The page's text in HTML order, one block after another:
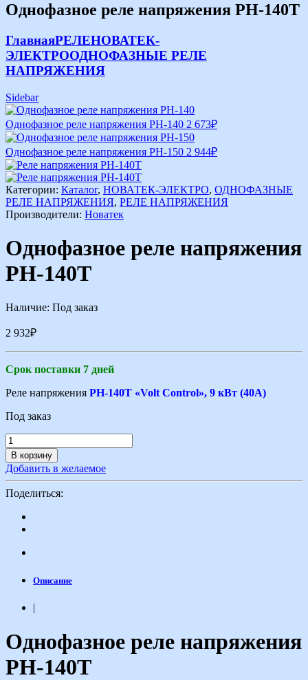
Однофазное реле напряжения РН-140Т
ГлавнаяРЕЛЕНОВАТЕК-
ЭЛЕКТРООДНОФАЗНЫЕ РЕЛЕ
НАПРЯЖЕНИЯ
Sidebar
Однофазное реле напряжения РН-140 2 673₽
Однофазное реле напряжения РН-150 2 944₽
Категории: Каталог, НОВАТЕК-ЭЛЕКТРО, ОДНОФАЗНЫЕ
РЕЛЕ НАПРЯЖЕНИЯ, РЕЛЕ НАПРЯЖЕНИЯ
Производители: Новатек
Однофазное реле напряжения
РН-140Т
Наличие: Под заказ
2 932₽
Срок поставки 7 дней
Реле напряжения РН-140Т «Volt Control», 9 кВт (40А)
Под заказ
В корзину
Добавить в желаемое
Поделиться:
Описание
|
Однофазное реле напряжения
РН-140Т